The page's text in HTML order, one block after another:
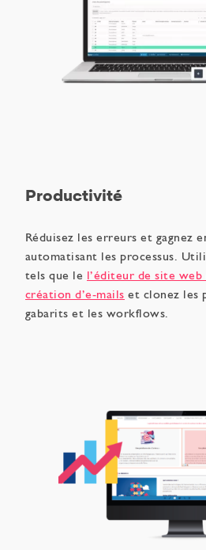
Productivité
Réduisez les erreurs et gagnez
automatisant les processus.
tels que le
l’éditeur de site web
création d’e-mails et clonez les
gabarits et les workflows.